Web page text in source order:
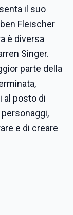
il suo
Fleischer
è diversa
Singer.
parte della
al posto di
e di creare